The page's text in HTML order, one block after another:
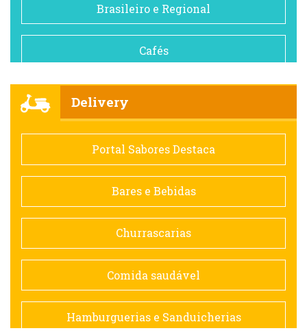
Brasileiro e Regional
Cafés
Comida saudável
Contemporânea
Doceria
Espanhola
Francesa
Delivery
Portal Sabores Destaca
Bares e Bebidas
Churrascarias
Comida saudável
Hamburguerias e Sanduicherias